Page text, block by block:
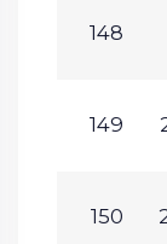
148
149
150